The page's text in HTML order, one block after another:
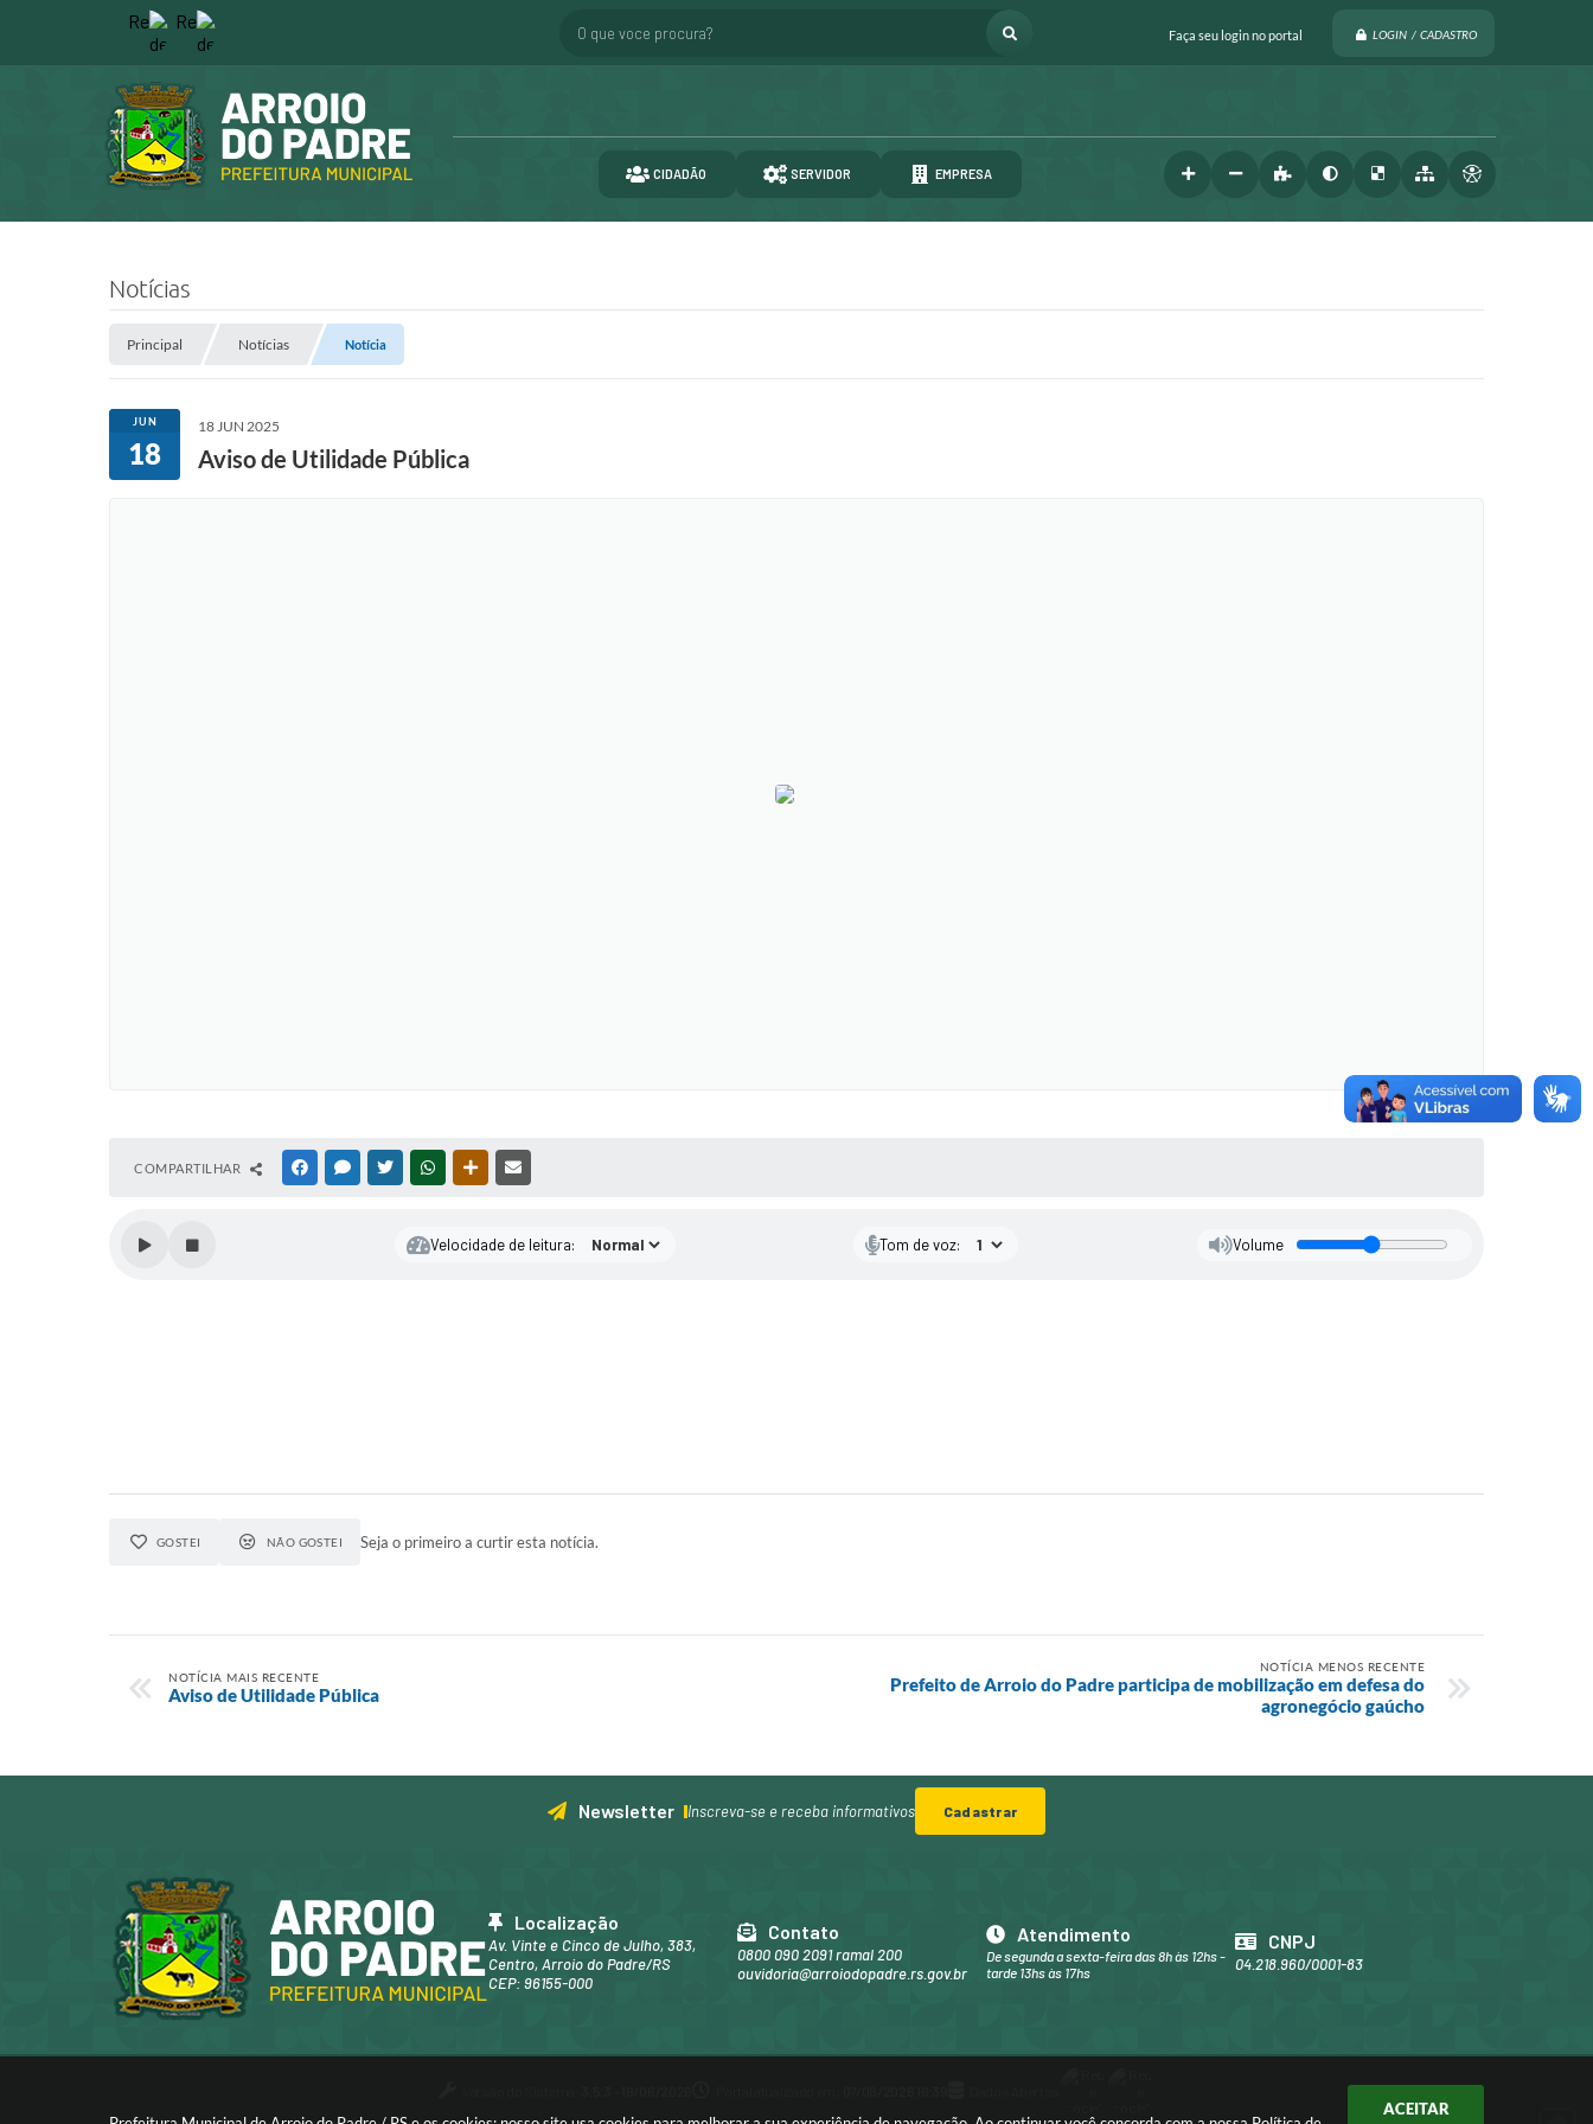
ACEITAR
Faça seu login no portal LOGIN / CADASTRO
O que voce procura?
CIDADÃO SERVIDOR EMPRESA
Notícias
Principal Notícias Notícia
JUN
18
18 JUN 2025
Aviso de Utilidade Pública
COMPARTILHAR FACEBOOKMESSENGER
TWITTERWHATSAPPOUTRAS MÍDIAS
Velocidade de leitura: Tom de voz: Volume
GOSTEI NÃO GOSTEI Seja o primeiro a curtir esta notícia.
NOTÍCIA MAIS RECENTE
Aviso de Utilidade Pública
NOTÍCIA MENOS RECENTE
Prefeito de Arroio do Padre participa de mobilização em defesa do
agronegócio gaúcho
Newsletter Inscreva-se e receba informativos Cadastrar
Localização
Av. Vinte e Cinco de Julho, 383,
Centro, Arroio do Padre/RS
CEP: 96155-000
Contato
0800 090 2091 ramal 200
ouvidoria@arroiodopadre.rs.gov.br
Atendimento
De segunda a sexta-feira das 8h às 12hs -
tarde 13hs às 17hs
CNPJ
04.218.960/0001-83